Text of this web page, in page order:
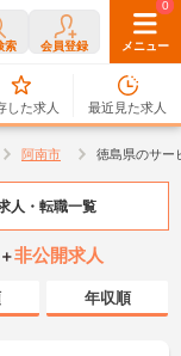
索 会員登録 メニュー
0
した求人
0
最近見た求人
阿南市 徳島県のサー
人・転職一覧
非公開求人
年収順